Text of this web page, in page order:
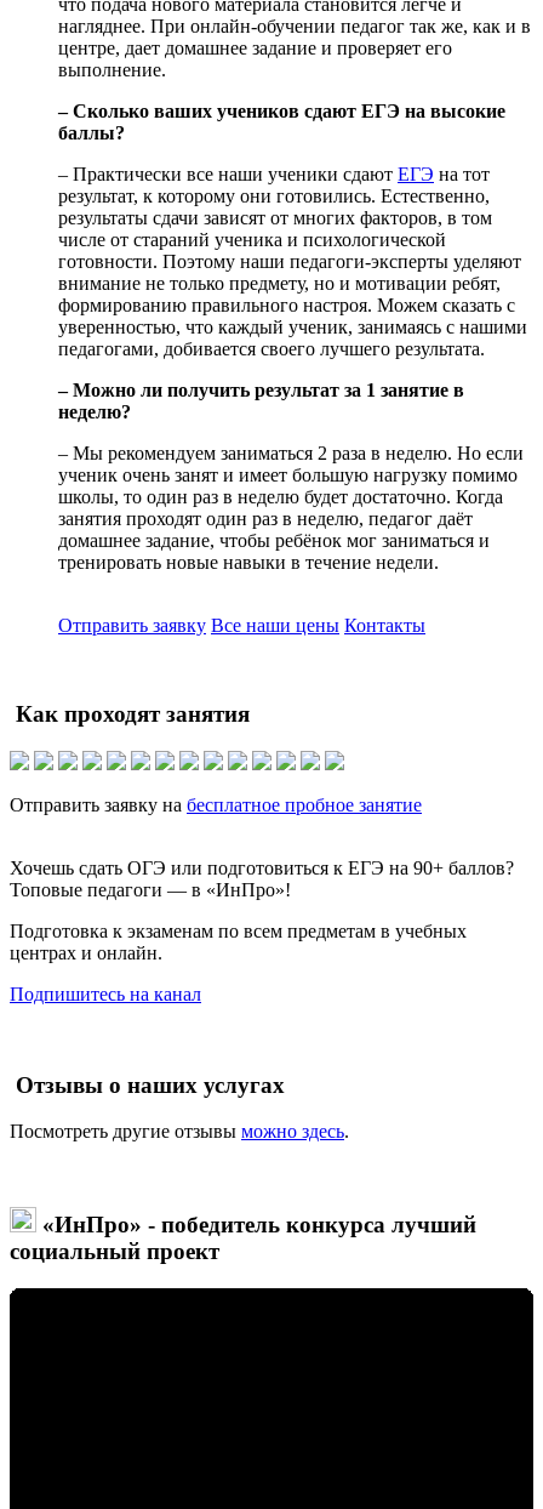
что подача нового материала становится легче и
нагляднее. При онлайн-обучении педагог так же, как и в
центре, дает домашнее задание и проверяет его
выполнение.
– Сколько ваших учеников сдают ЕГЭ на высокие
баллы?
– Практически все наши ученики сдают ЕГЭ на тот
результат, к которому они готовились. Естественно,
результаты сдачи зависят от многих факторов, в том
числе от стараний ученика и психологической
готовности. Поэтому наши педагоги-эксперты уделяют
внимание не только предмету, но и мотивации ребят,
формированию правильного настроя. Можем сказать с
уверенностью, что каждый ученик, занимаясь с нашими
педагогами, добивается своего лучшего результата.
– Можно ли получить результат за 1 занятие в
неделю?
– Мы рекомендуем заниматься 2 раза в неделю. Но если
ученик очень занят и имеет большую нагрузку помимо
школы, то один раз в неделю будет достаточно. Когда
занятия проходят один раз в неделю, педагог даёт
домашнее задание, чтобы ребёнок мог заниматься и
тренировать новые навыки в течение недели.
Отправить заявку Все наши цены Контакты
Как проходят занятия
Отправить заявку на бесплатное пробное занятие
Хочешь сдать ОГЭ или подготовиться к ЕГЭ на 90+ баллов?
Топовые педагоги — в «ИнПро»!
Подготовка к экзаменам по всем предметам в учебных
центрах и онлайн.
Подпишитесь на канал
Отзывы о наших услугах
Посмотреть другие отзывы можно здесь.
«ИнПро» - победитель конкурса лучший
социальный проект